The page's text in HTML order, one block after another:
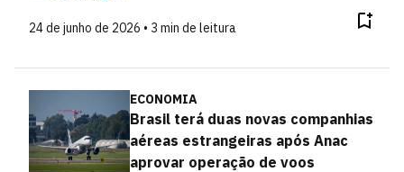
24 de junho de 2026 • 3 min de leitura
ECONOMIA
Brasil terá duas novas companhias
aéreas estrangeiras após Anac
aprovar operação de voos